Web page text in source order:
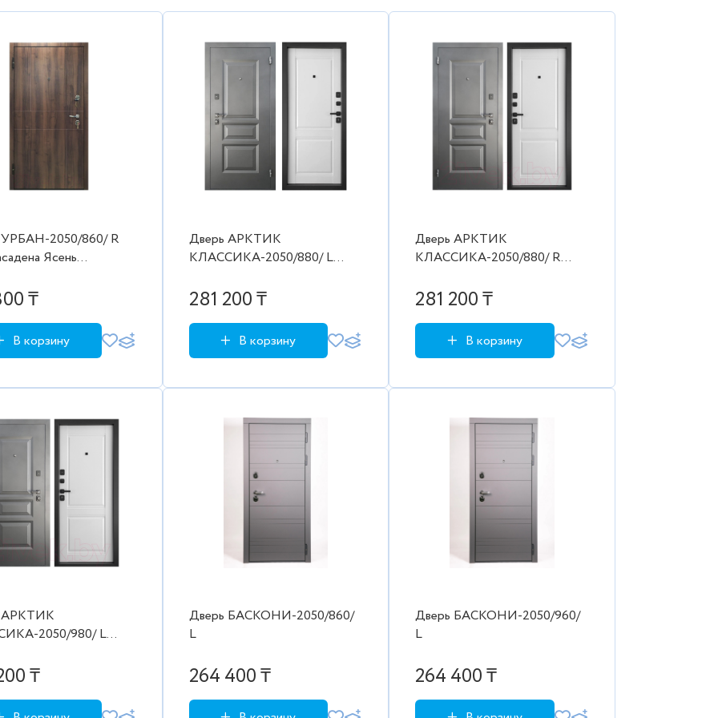
2050/860/ R
Ясень
₸
В корзину
Дверь АРКТИК
КЛАССИКА-2050/880/ L
ЦП-014
281 200 ₸
В корзину
Дверь АРКТИК
КЛАССИКА-2050/880/ R
ЦП-014
281 200 ₸
В корзину
АРКТИК
2050/980/ L
₸
Дверь БАСКОНИ-2050/860/
L
264 400 ₸
Дверь БАСКОНИ-2050/960/
L
264 400 ₸